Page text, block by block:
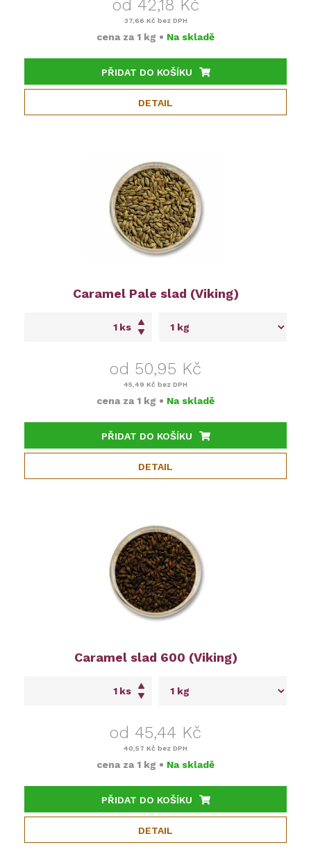
od 42,18 Kč
37,66 Kč bez DPH
cena za 1 kg • Na skladě
PŘIDAT DO KOŠÍKU
DETAIL
Caramel Pale slad (Viking)
ks
od 50,95 Kč
45,49 Kč bez DPH
cena za 1 kg • Na skladě
PŘIDAT DO KOŠÍKU
DETAIL
Caramel slad 600 (Viking)
ks
od 45,44 Kč
40,57 Kč bez DPH
cena za 1 kg • Na skladě
PŘIDAT DO KOŠÍKU
DETAIL